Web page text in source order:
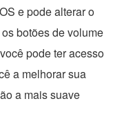
e pode alterar o
botões de volume
pode ter acesso
a melhorar sua
a mais suave